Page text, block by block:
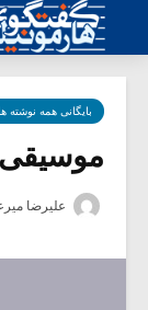
بایگانی همه نوشته ها
علیرضا